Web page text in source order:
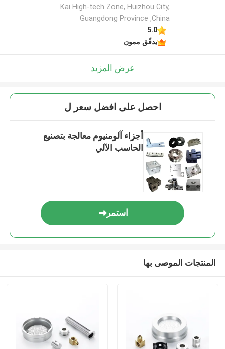
Kai High-tech Zone, Huizhou City,
Guangdong Province ,China
5.0
يدقّق ممون
عرض المزيد
احصل على افضل سعر ل
أجزاء آلومنيوم معالجة بتصنيع
الحاسب الآلي
استمر
المنتجات الموصى بها